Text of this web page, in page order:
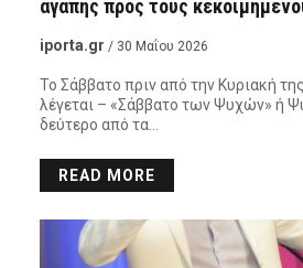
αγάπης προς τους
iporta.gr / 30 Μαΐου 2026
Το Σάββατο πριν από την Κυριακή
λέγεται – «Σάββατο των Ψυχών» ή
δεύτερο από τα…
READ MORE